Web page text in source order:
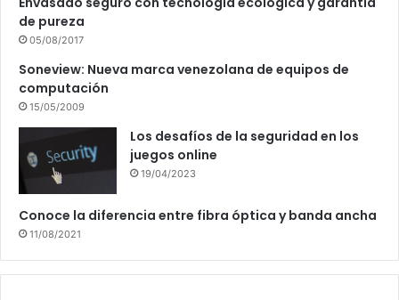
de pureza
05/08/2017
Soneview: Nueva marca venezolana de equipos de
computación
15/05/2009
Los desafíos de la seguridad en los
juegos online
19/04/2023
Conoce la diferencia entre fibra óptica y banda ancha
11/08/2021